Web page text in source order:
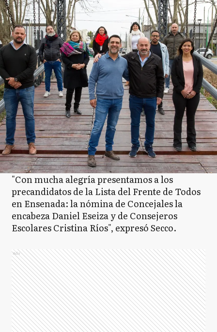
"Con mucha alegría presentamos a los
precandidatos de la Lista del Frente de Todos
en Ensenada: la nómina de Concejales la
encabeza Daniel Eseiza y de Consejeros
Escolares Cristina Ríos", expresó Secco.
Ads